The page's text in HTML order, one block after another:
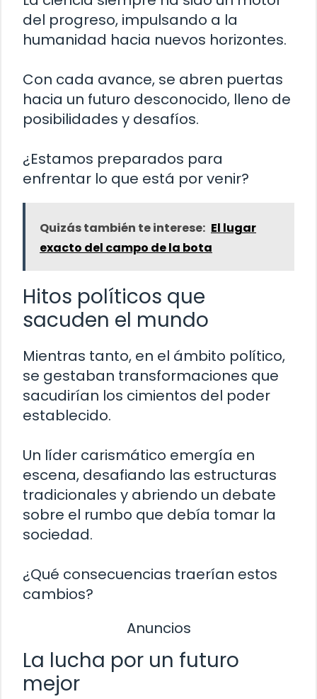
del progreso, impulsando a la
humanidad hacia nuevos horizontes.
Con cada avance, se abren puertas
hacia un futuro desconocido, lleno de
posibilidades y desafíos.
¿Estamos preparados para
enfrentar lo que está por venir?
Quizás también te interese: El lugar
exacto del campo de la bota
Hitos políticos que
sacuden el mundo
Mientras tanto, en el ámbito político,
se gestaban transformaciones que
sacudirían los cimientos del poder
establecido.
Un líder carismático emergía en
escena, desafiando las estructuras
tradicionales y abriendo un debate
sobre el rumbo que debía tomar la
sociedad.
¿Qué consecuencias traerían estos
cambios?
Anuncios
La lucha por un futuro
mejor